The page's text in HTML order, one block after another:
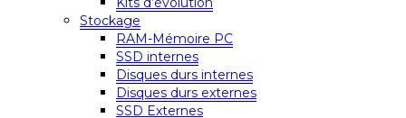
Stockage
RAM-Mémoire PC
SSD internes
Disques durs internes
Disques durs externes
SSD Externes